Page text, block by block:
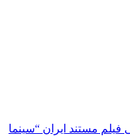
فیلم مستند ایران “سینما